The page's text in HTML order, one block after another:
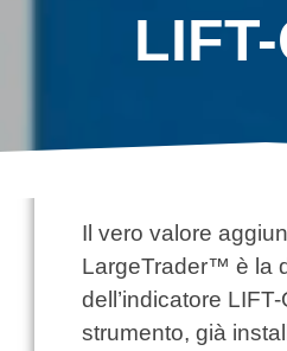
Il vero valore
LargeTrader™ è la
dell’indicatore
strumento, già